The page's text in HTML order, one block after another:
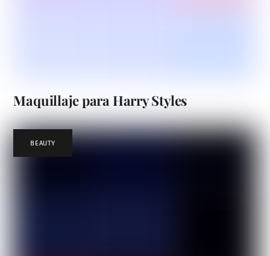
Maquillaje para Harry Styles
BEAUTY